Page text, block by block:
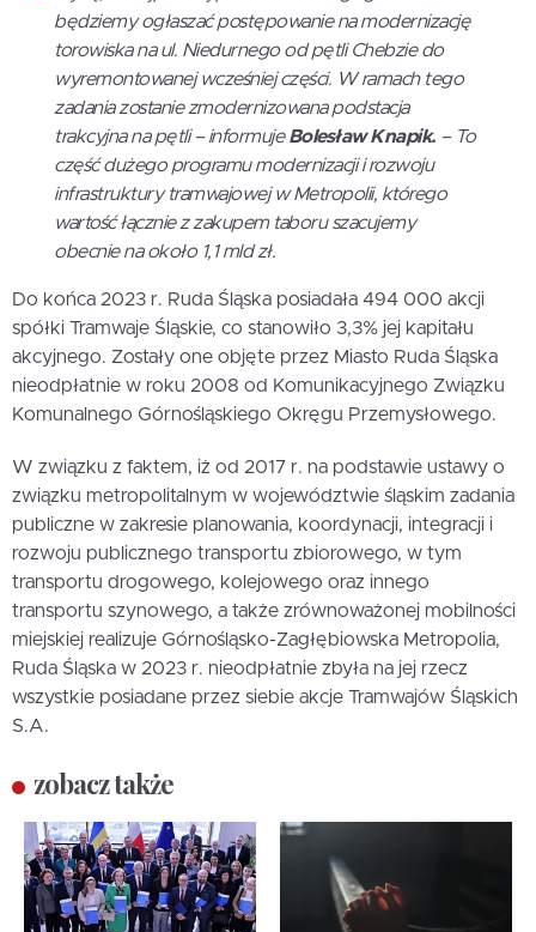
będziemy ogłaszać postępowanie na modernizację
torowiska na ul. Niedurnego od pętli Chebzie do
wyremontowanej wcześniej części. W ramach tego
zadania zostanie zmodernizowana podstacja
trakcyjna na pętli – informujeBolesław Knapik. – To
część dużego programu modernizacji i rozwoju
infrastruktury tramwajowej w Metropolii, którego
wartość łącznie z zakupem taboru szacujemy
obecnie na około 1,1 mld zł.
Do końca 2023 r. Ruda Śląska posiadała 494 000 akcji
spółki Tramwaje Śląskie, co stanowiło 3,3% jej kapitału
akcyjnego. Zostały one objęte przez Miasto Ruda Śląska
nieodpłatnie w roku 2008 od Komunikacyjnego Związku
Komunalnego Górnośląskiego Okręgu Przemysłowego.
W związku z faktem, iż od 2017 r. na podstawie ustawy o
związku metropolitalnym w województwie śląskim zadania
publiczne w zakresie planowania, koordynacji, integracji i
rozwoju publicznego transportu zbiorowego, w tym
transportu drogowego, kolejowego oraz innego
transportu szynowego, a także zrównoważonej mobilności
miejskiej realizuje Górnośląsko-Zagłębiowska Metropolia,
Ruda Śląska w 2023 r. nieodpłatnie zbyła na jej rzecz
wszystkie posiadane przez siebie akcje Tramwajów Śląskich
S.A.
zobacz także